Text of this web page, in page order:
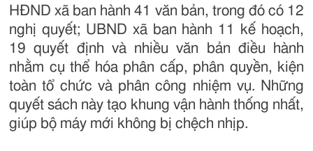
HĐND xã ban hành 41 văn bản, trong đó có 12
nghị quyết; UBND xã ban hành 11 kế hoạch,
19 quyết định và nhiều văn bản điều hành
nhằm cụ thể hóa phân cấp, phân quyền, kiện
toàn tổ chức và phân công nhiệm vụ. Những
quyết sách này tạo khung vận hành thống nhất,
giúp bộ máy mới không bị chệch nhịp.